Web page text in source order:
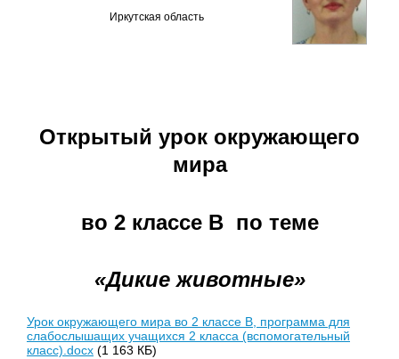
Иркутская область
Открытый урок окружающего
мира
во 2 классе В по теме
«Дикие животные»
Урок окружающего мира во 2 классе В, программа для
слабослышащих учащихся 2 класса (вспомогательный
класс).docx (1 163 КБ)